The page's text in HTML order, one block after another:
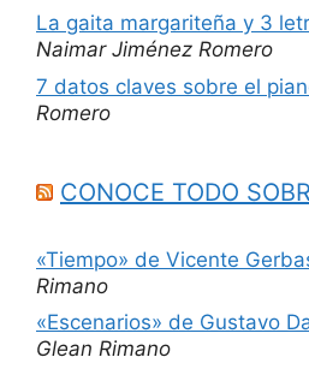
La gaita margariteña y 3
Naimar Jiménez Romero
7 datos claves sobre el
Romero
CONOCE TODO
«Tiempo» de Vicente
Rimano
«Escenarios» de Gustavo
Glean Rimano